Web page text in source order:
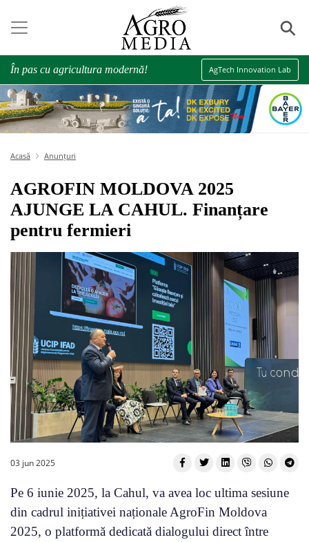
⚲
În pas cu agricultura modernă! AgTech Innovation Lab
Acasă Anunțuri
AGROFIN MOLDOVA 2025
AJUNGE LA CAHUL. Finanțare
pentru fermieri
03 jun 2025
Pe 6 iunie 2025, la Cahul, va avea loc ultima sesiune
din cadrul inițiativei naționale AgroFin Moldova
2025, o platformă dedicată dialogului direct între